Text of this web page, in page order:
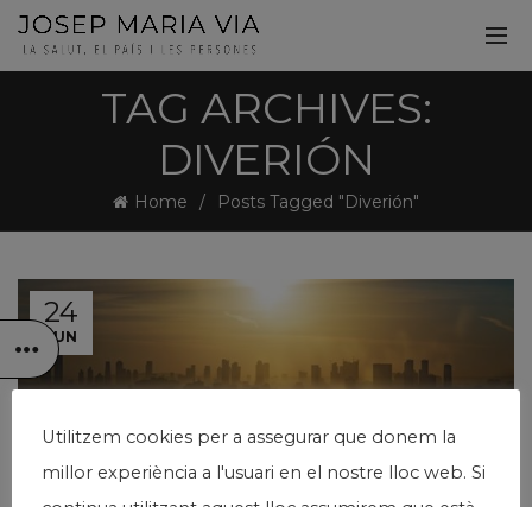
TAG ARCHIVES:
DIVERIÓN
Home Posts Tagged "Diverión"
24
JUN
Utilitzem cookies per a assegurar que donem la
millor experiència a l'usuari en el nostre lloc web. Si